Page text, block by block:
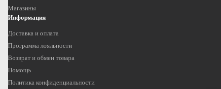
Магазины
Информация
Доставка и оплата
Программа лояльности
Возврат и обмен товара
Помощь
Политика конфиденциальности